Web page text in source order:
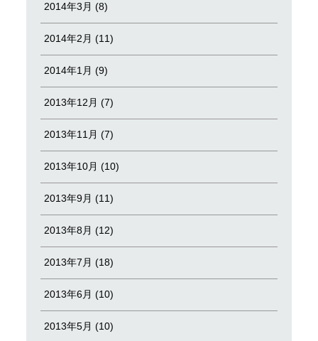
2014年3月 (8)
2014年2月 (11)
2014年1月 (9)
2013年12月 (7)
2013年11月 (7)
2013年10月 (10)
2013年9月 (11)
2013年8月 (12)
2013年7月 (18)
2013年6月 (10)
2013年5月 (10)